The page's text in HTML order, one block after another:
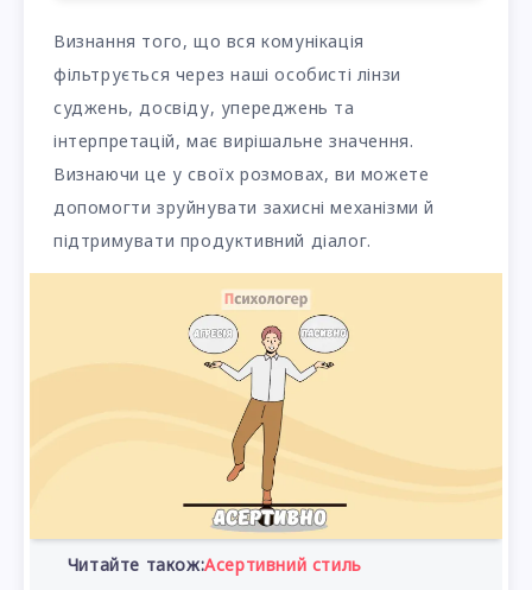
Визнання того, що вся комунікація
фільтрується через наші особисті лінзи
суджень, досвіду, упереджень та
інтерпретацій, має вирішальне значення.
Визнаючи це у своїх розмовах, ви можете
допомогти зруйнувати захисні механізми й
підтримувати продуктивний діалог.
Читайте також:Асертивний стиль